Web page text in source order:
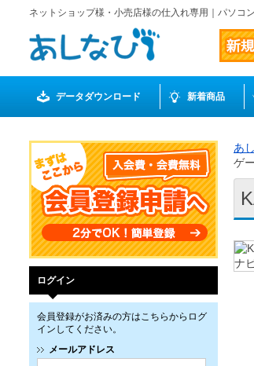
ネットショップ様・小売店様の仕入れ専用｜パソコ
データダウンロード 新着商品
ログイン
会員登録がお済みの方はこちらからログ
インしてください。
メールアドレス
あ
ゲ